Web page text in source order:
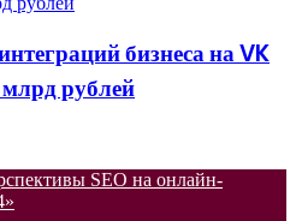
бизнеса на VK
рублей
SEO на онлайн-